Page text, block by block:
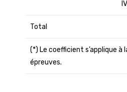
IV
Total
(*) Le coefficient s’applique à
épreuves.